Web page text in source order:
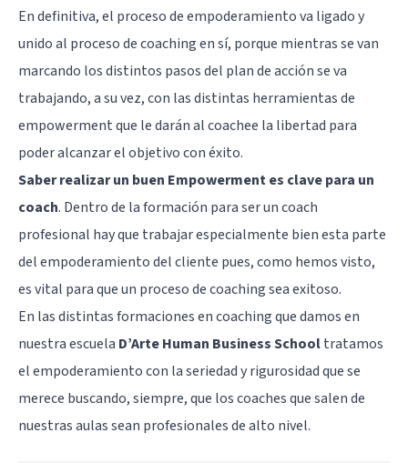
En definitiva, el proceso de empoderamiento va ligado y
unido al proceso de coaching en sí, porque mientras se van
marcando los distintos pasos del plan de acción se va
trabajando, a su vez, con las distintas herramientas de
empowerment que le darán al coachee la libertad para
poder alcanzar el objetivo con éxito.
Saber realizar un buen Empowerment es clave para un
coach. Dentro de la formación para ser un coach
profesional hay que trabajar especialmente bien esta parte
del empoderamiento del cliente pues, como hemos visto,
es vital para que un proceso de coaching sea exitoso.
En las distintas formaciones en coaching que damos en
nuestra escuela D’Arte Human Business Schooltratamos
el empoderamiento con la seriedad y rigurosidad que se
merece buscando, siempre, que los coaches que salen de
nuestras aulas sean profesionales de alto nivel.